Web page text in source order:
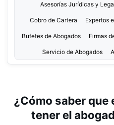
Asesorías Jurídicas y
Cobro de Cartera Expertos
Bufetes de Abogados Firmas
Servicio de Abogados
¿Cómo saber que
tener el